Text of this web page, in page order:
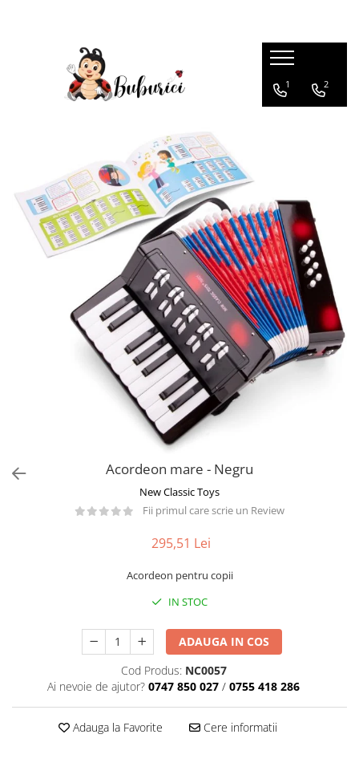
Exterior
Interior
Bucătărie
8-10 Ani
1 2
Acordeon mare - Negru
New Classic Toys
Fii primul care scrie un Review
295,51 Lei
Acordeon pentru copii
IN STOC
ADAUGA IN COS
Cod Produs: NC0057
Ai nevoie de ajutor? 0747 850 027 / 0755 418 286
Adauga la Favorite Cere informatii